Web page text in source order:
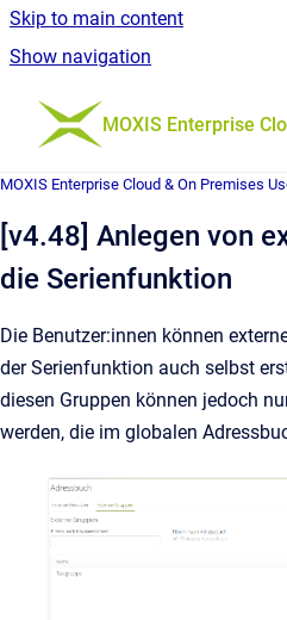
Skip to main content
Show navigation
Go to homepage
MOXIS Enterprise
MOXIS Enterprise Cloud & On Premises
[v4.48] Anlegen von
die Serienfunktion
Die Benutzer:innen können
der Serienfunktion auch selbst
diesen Gruppen können jedoch
werden, die im globalen